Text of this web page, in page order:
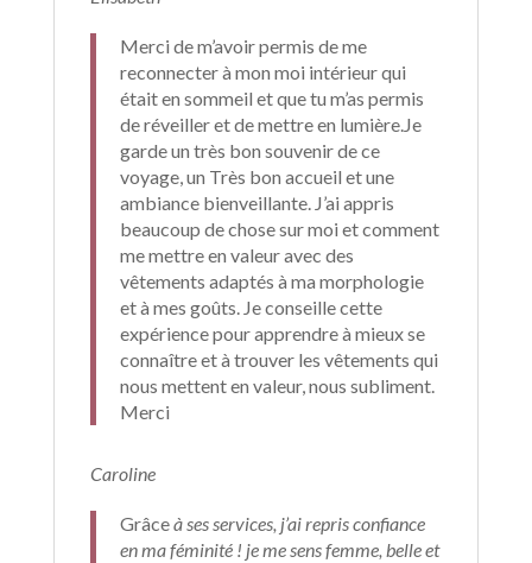
Merci de m’avoir permis de me
reconnecter à mon moi intérieur qui
était en sommeil et que tu m’as permis
de réveiller et de mettre en lumière.Je
garde un très bon souvenir de ce
voyage, un Très bon accueil et une
ambiance bienveillante. J’ai appris
beaucoup de chose sur moi et comment
me mettre en valeur avec des
vêtements adaptés à ma morphologie
et à mes goûts. Je conseille cette
expérience pour apprendre à mieux se
connaître et à trouver les vêtements qui
nous mettent en valeur, nous subliment.
Merci
Caroline
Grâceà ses services, j’ai repris confiance
en ma féminité ! je me sens femme, belle et